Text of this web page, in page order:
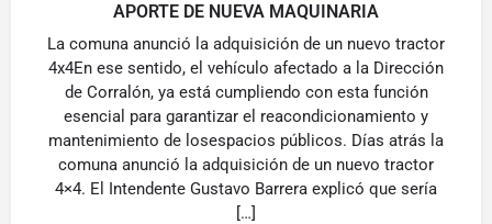
APORTE DE NUEVA MAQUINARIA
La comuna anunció la adquisición de un nuevo tractor
4x4En ese sentido, el vehículo afectado a la Dirección
de Corralón, ya está cumpliendo con esta función
esencial para garantizar el reacondicionamiento y
mantenimiento de losespacios públicos. Días atrás la
comuna anunció la adquisición de un nuevo tractor
4×4. El Intendente Gustavo Barrera explicó que sería
[…]